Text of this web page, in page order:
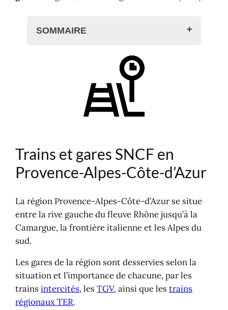
SOMMAIRE
Trains et gares SNCF en Provence-
Alpes-Côte-d'Azur
Billets TER et SNCF ZOU
Carte des trains en PACA
Carte du réseau en Provence-
Carte des lignes et gares SNCF en
Provence-Alpes-Côte-d'Azur
Réservation de billet en PACA
Louer une voiture
Carte du réseau ferré en France
Carte nationale
Trains et gares SNCF en
Provence-Alpes-Côte-d’Azur
La région Provence-Alpes-Côte-d’Azur se situe
entre la rive gauche du fleuve Rhône jusqu’à la
Camargue, la frontière italienne et les Alpes du
sud.
Les gares de la région sont desservies selon la
situation et l’importance de chacune, par les
trainsintercités, lesTGV, ainsi que lestrains
régionaux TER.